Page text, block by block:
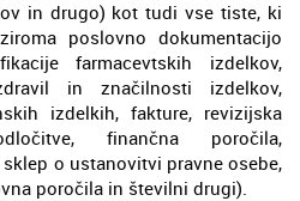
in drugo) kot tudi vse tiste, ki
poslovno dokumentacijo
farmacevtskih izdelkov,
in značilnosti izdelkov,
izdelkih, fakture, revizijska
finančna poročila,
o ustanovitvi pravne osebe,
poročila in številni drugi).